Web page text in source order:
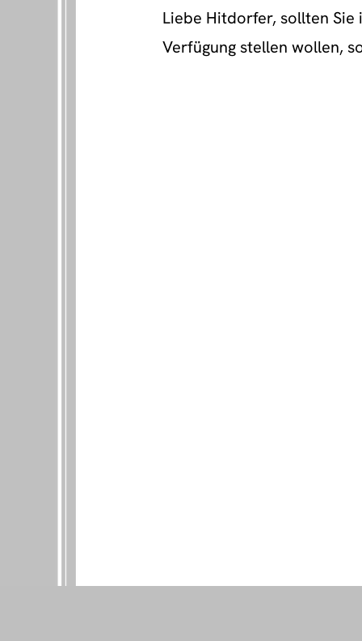
Liebe Hitdorfer, sollten Sie
Verfügung stellen wollen,